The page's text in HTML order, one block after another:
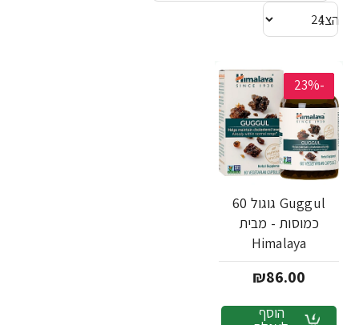
הצג
Guggul גוגול 60
כמוסות - מבית
Himalaya
₪86.00
הוסף
-28%-23%-23%-23%-21%-23%-51%-14%-28%-29%-23%-22%-31%-27%-29%-28%-29%-23%